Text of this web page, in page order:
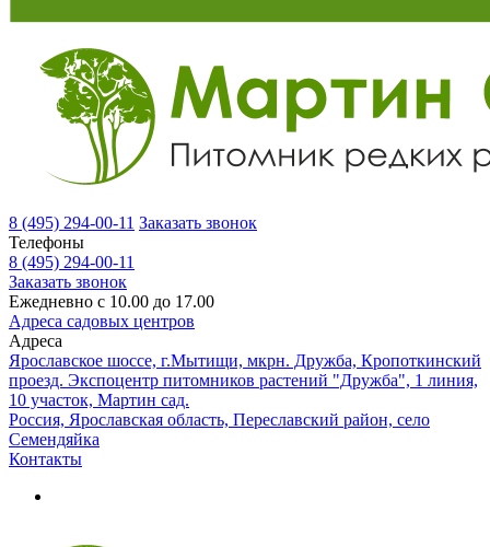
8 (495) 294-00-11 Заказать звонок
Телефоны
8 (495) 294-00-11
Заказать звонок
Ежедневно с 10.00 до 17.00
Адреса садовых центров
Адреса
Ярославское шоссе, г.Мытищи, мкрн. Дружба, Кропоткинский
проезд. Экспоцентр питомников растений "Дружба", 1 линия,
10 участок, Мартин сад.
Россия, Ярославская область, Переславский район, село
Семендяйка
Контакты